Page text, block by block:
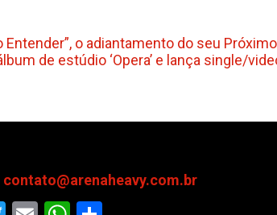
Entender”, o adiantamento do seu
de estúdio ‘Opera’ e lança single/
contato@arenaheavy.com.br